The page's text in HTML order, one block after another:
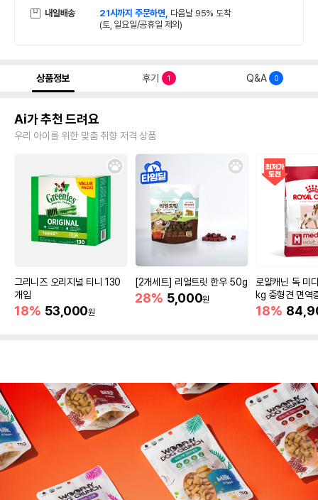
내일배송 21시까지 주문하면, 다음날 95% 도착
(토, 일요일/공휴일 제외)
상품정보 후기 1 Q&A 0
Ai가 추천 드려요
우리 아이를 위한 맞춤 취향 저격 상품
그리니즈 오리지널 티니 130
개입
18% 53,000원
[2개세트] 리얼트릿 한우 50g
28% 5,000원
로얄캐닌 독 미
kg 중형견 면역
18%